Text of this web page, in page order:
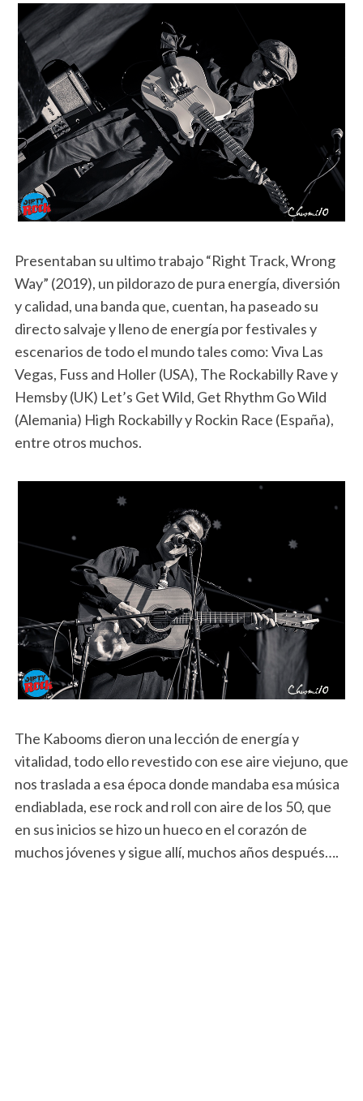
Presentaban su ultimo trabajo “Right Track, Wrong
Way” (2019), un pildorazo de pura energía, diversión
y calidad, una banda que, cuentan, ha paseado su
directo salvaje y lleno de energía por festivales y
escenarios de todo el mundo tales como: Viva Las
Vegas, Fuss and Holler (USA), The Rockabilly Rave y
Hemsby (UK) Let’s Get Wild, Get Rhythm Go Wild
(Alemania) High Rockabilly y Rockin Race (España),
entre otros muchos.
The Kabooms dieron una lección de energía y
vitalidad, todo ello revestido con ese aire viejuno, que
nos traslada a esa época donde mandaba esa música
endiablada, ese rock and roll con aire de los 50, que
en sus inicios se hizo un hueco en el corazón de
muchos jóvenes y sigue allí, muchos años después….